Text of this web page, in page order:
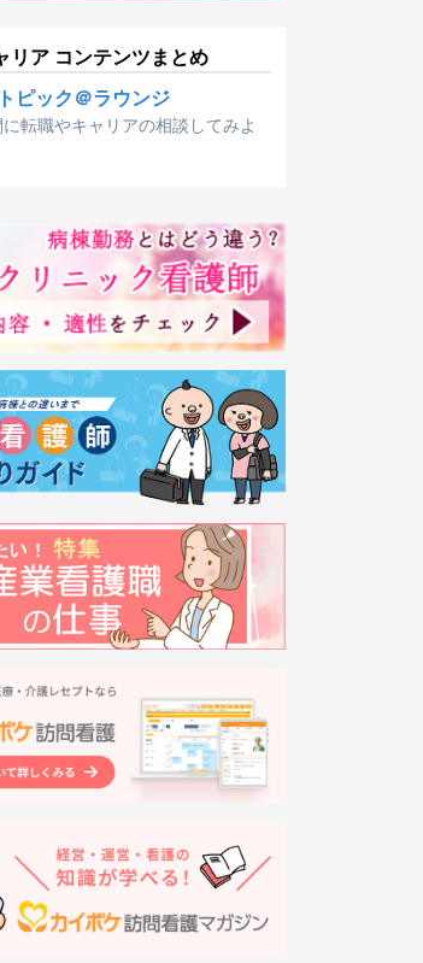
リア コンテンツまとめ
ピック＠ラウンジ
転職やキャリアの相談してみよ